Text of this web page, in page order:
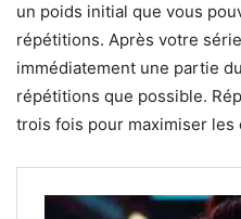
un poids initial que vous
répétitions. Après votre
immédiatement une partie
répétitions que possible.
trois fois pour maximiser les